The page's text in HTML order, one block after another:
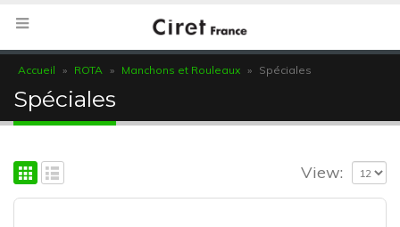
Accueil » ROTA » Manchons et Rouleaux » Spéciales
Spéciales
View: